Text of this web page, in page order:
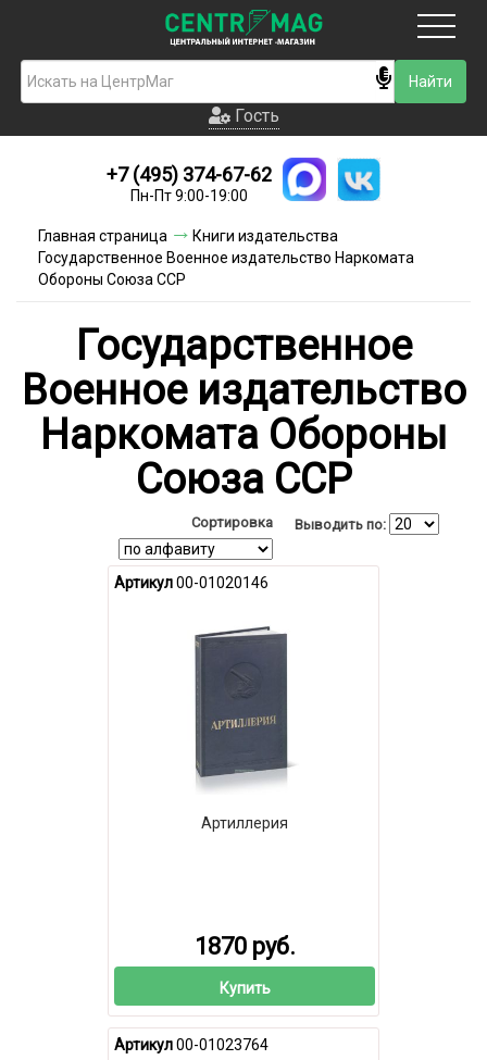
Гость
Новинки
Условия доставки
Условия оплаты
Акции и скидки
Гость
+7 (495) 374-67-62
Пн-Пт 9:00-19:00
Главная страница
Книги издательства
Государственное Военное издательство Наркомата
Обороны Союза ССР
Государственное
Военное издательство
Наркомата Обороны
Союза ССР
Сортировка Выводить по:
Артикул00-01020146
Артиллерия
1870 руб.
Купить
Артикул00-01023764